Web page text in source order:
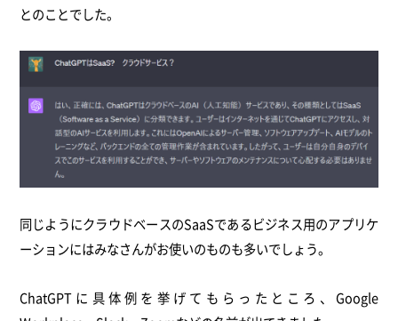
とのことでした。
同じようにクラウドベースのSaaSであるビジネス用のアプリケ
ーションにはみなさんがお使いのものも多いでしょう。
ChatGPTに具体例を挙げてもらったところ、Google